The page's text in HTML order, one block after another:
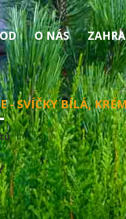
O NÁS
- SVÍČKY BÍLÁ,